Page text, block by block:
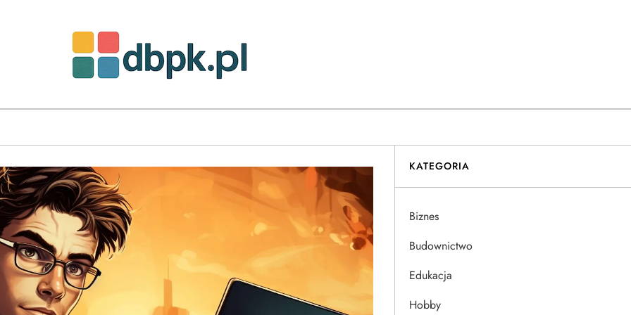
KATEGORIA
Biznes
Budownictwo
Edukacja
Hobby